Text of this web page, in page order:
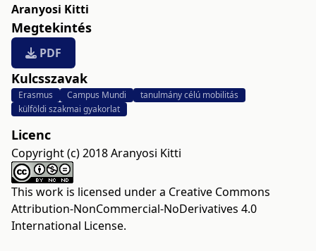
Aranyosi Kitti
Megtekintés
PDF
Kulcsszavak
Erasmus Campus Mundi
tanulmány célú mobilitás
külföldi szakmai gyakorlat
Licenc
Copyright (c) 2018 Aranyosi Kitti
This work is licensed under a Creative Commons
Attribution-NonCommercial-NoDerivatives 4.0
International License.